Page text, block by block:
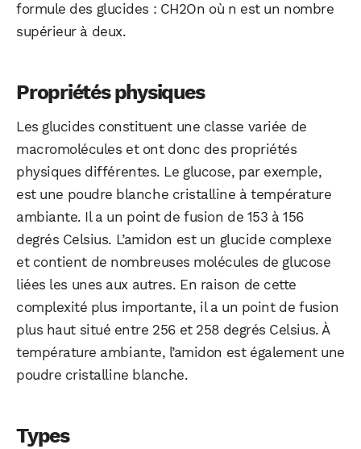
formule des glucides : CH2On où n est un nombre
supérieur à deux.
Propriétés physiques
Les glucides constituent une classe variée de
macromolécules et ont donc des propriétés
physiques différentes. Le glucose, par exemple,
est une poudre blanche cristalline à température
ambiante. Il a un point de fusion de 153 à 156
degrés Celsius. L’amidon est un glucide complexe
et contient de nombreuses molécules de glucose
liées les unes aux autres. En raison de cette
complexité plus importante, il a un point de fusion
plus haut situé entre 256 et 258 degrés Celsius. À
température ambiante, l’amidon est également une
poudre cristalline blanche.
Types